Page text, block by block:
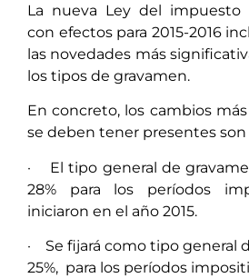
La nueva Ley del impuesto
con efectos para 2015-2016
las novedades más
los tipos de gravamen.
En concreto, los cambios
se deben tener presentes
· El tipo general de
28% para los períodos
iniciaron en el año 2015.
· Se fijará como tipo general
25%, para los períodos